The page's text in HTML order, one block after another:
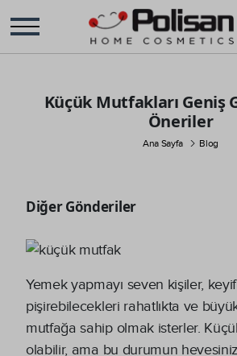
Küçük Mutfakları Geniş
Öneriler
Ana Sayfa Blog
Diğer Gönderiler
Yemek yapmayı seven kişiler,
pişirebilecekleri rahatlıkta ve
mutfağa sahip olmak isterler.
olabilir, ama bu durumun